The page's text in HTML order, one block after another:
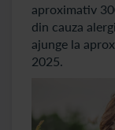
aproximativ
din cauza
ajunge la
2025.